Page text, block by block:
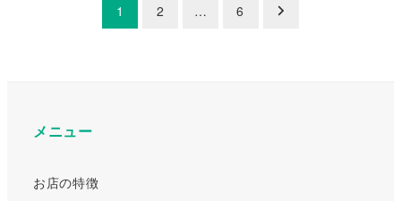
ー
ジ
1 2 … 6
メニュー
お店の特徴